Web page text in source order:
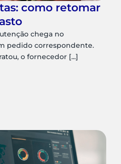
como retomar
chega no
pedido correspondente.
o fornecedor [...]